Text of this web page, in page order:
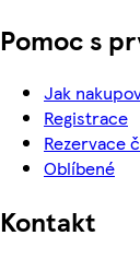
Pomoc s
Jak
Registrace
Rezervace
Oblíbené
Kontakt